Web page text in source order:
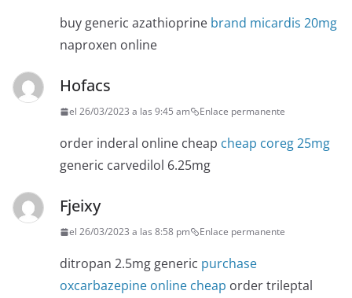
buy generic azathioprine brand micardis 20mg
naproxen online
Hofacs
el 26/03/2023 a las 9:45 am Enlace permanente
order inderal online cheap cheap coreg 25mg
generic carvedilol 6.25mg
Fjeixy
el 26/03/2023 a las 8:58 pm Enlace permanente
ditropan 2.5mg generic purchase
oxcarbazepine online cheap order trileptal